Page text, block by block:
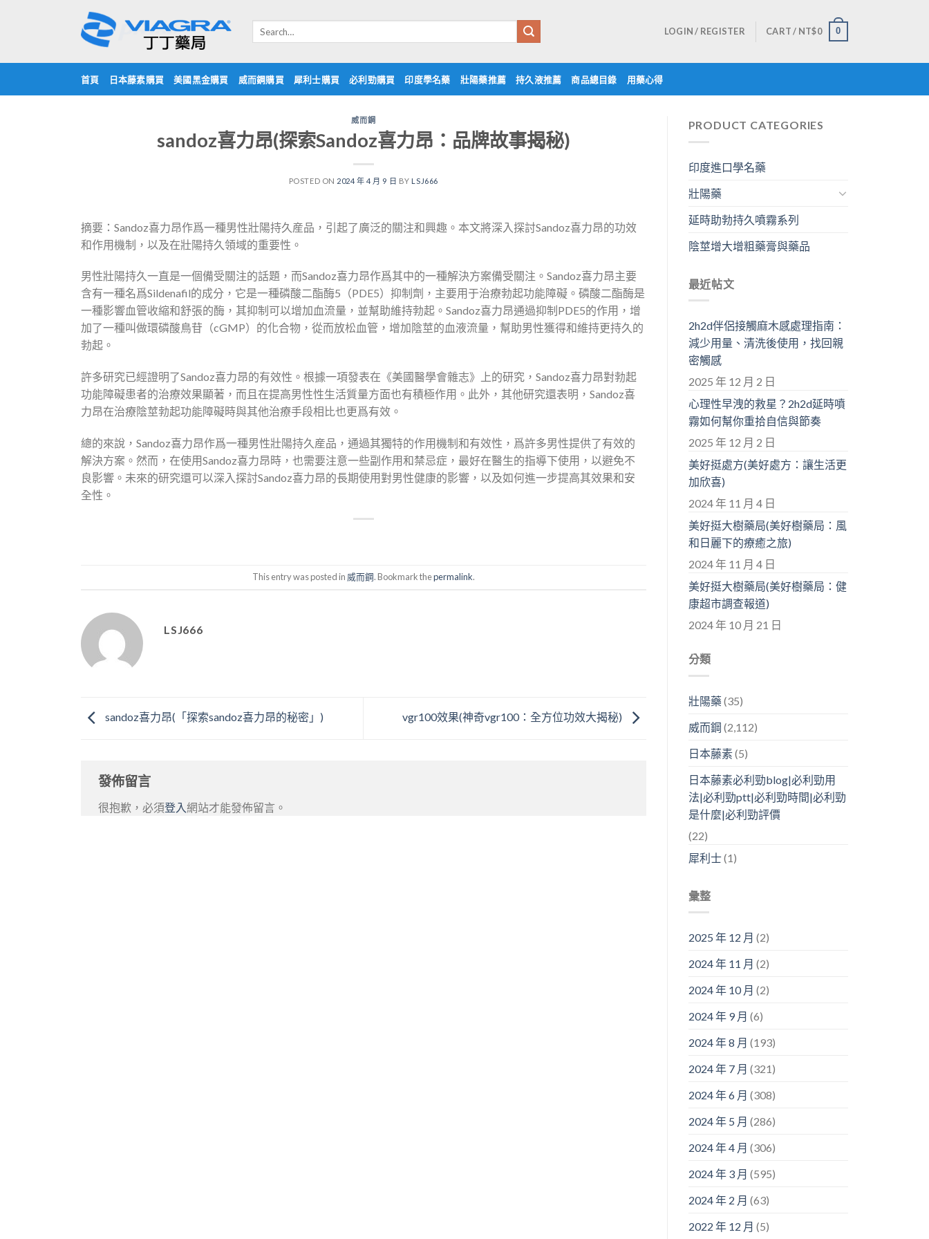
LOGIN / REGISTER CART / NT$0 0
首頁 日本藤素購買 美國黑金購買 威而鋼購買 犀利士購買 必利勁購買 印度學名藥 壯陽藥推薦 持久液推薦 商品總目錄 用藥心得
威而鋼
sandoz喜力昂(探索Sandoz喜力昂：品牌故事揭秘)
POSTED ON 2024 年 4 月 9 日 BY LSJ666
摘要：Sandoz喜力昂作爲一種男性壯陽持久産品，引起了廣泛的關注和興趣。本文將深入探討Sandoz喜力昂的功效
和作用機制，以及在壯陽持久領域的重要性。
男性壯陽持久一直是一個備受關注的話題，而Sandoz喜力昂作爲其中的一種解決方案備受關注。Sandoz喜力昂主要
含有一種名爲Sildenafil的成分，它是一種磷酸二酯酶5（PDE5）抑制劑，主要用于治療勃起功能障礙。磷酸二酯酶是
一種影響血管收縮和舒張的酶，其抑制可以增加血流量，並幫助維持勃起。Sandoz喜力昂通過抑制PDE5的作用，增
加了一種叫做環磷酸鳥苷（cGMP）的化合物，從而放松血管，增加陰莖的血液流量，幫助男性獲得和維持更持久的
勃起。
許多研究已經證明了Sandoz喜力昂的有效性。根據一項發表在《美國醫學會雜志》上的研究，Sandoz喜力昂對勃起
功能障礙患者的治療效果顯著，而且在提高男性性生活質量方面也有積極作用。此外，其他研究還表明，Sandoz喜
力昂在治療陰莖勃起功能障礙時與其他治療手段相比也更爲有效。
總的來說，Sandoz喜力昂作爲一種男性壯陽持久産品，通過其獨特的作用機制和有效性，爲許多男性提供了有效的
解決方案。然而，在使用Sandoz喜力昂時，也需要注意一些副作用和禁忌症，最好在醫生的指導下使用，以避免不
良影響。未來的研究還可以深入探討Sandoz喜力昂的長期使用對男性健康的影響，以及如何進一步提高其效果和安
全性。
This entry was posted in 威而鋼. Bookmark thepermalink.
LSJ666
sandoz喜力昂(「探索sandoz喜力昂的秘密」) vgr100效果(神奇vgr100：全方位功效大揭秘)
發佈留言
很抱歉，必須登入網站才能發佈留言。
PRODUCT CATEGORIES
印度進口學名藥
壯陽藥
延時助勃持久噴霧系列
陰莖增大增粗藥膏與藥品
最近帖文
2h2d伴侶接觸麻木感處理指南：
減少用量、清洗後使用，找回親
密觸感
2025 年 12 月 2 日
心理性早洩的救星？2h2d延時噴
霧如何幫你重拾自信與節奏
2025 年 12 月 2 日
美好挺處方(美好處方：讓生活更
加欣喜)
2024 年 11 月 4 日
美好挺大樹藥局(美好樹藥局：風
和日麗下的療癒之旅)
2024 年 11 月 4 日
美好挺大樹藥局(美好樹藥局：健
康超市調查報道)
2024 年 10 月 21 日
分類
壯陽藥(35)
威而鋼 (2,112)
日本藤素(5)
日本藤素必利勁blog|必利勁用
法|必利勁ptt|必利勁時間|必利勁
是什麼|必利勁評價
(22)
犀利士(1)
彙整
2025 年 12 月 (2)
2024 年 11 月 (2)
2024 年 10 月 (2)
2024 年 9 月 (6)
2024 年 8 月 (193)
2024 年 7 月 (321)
2024 年 6 月 (308)
2024 年 5 月 (286)
2024 年 4 月 (306)
2024 年 3 月 (595)
2024 年 2 月 (63)
2022 年 12 月 (5)